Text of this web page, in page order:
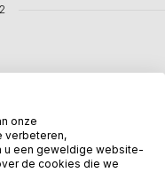
onze
verbeteren,
u een geweldige website-
de cookies die we